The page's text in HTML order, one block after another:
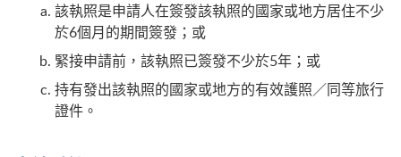
該執照是申請人在簽發該執照的國家或地方居住不少
於6個月的期間簽發；或
緊接申請前，該執照已簽發不少於5年；或
持有發出該執照的國家或地方的有效護照／同等旅行
證件。